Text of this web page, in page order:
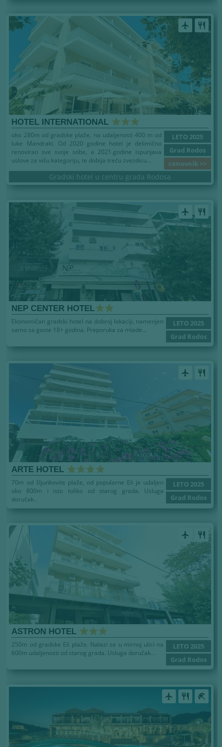
airplanemode_active restaurant
HOTEL INTERNATIONAL
LETO 2025
Grad Rodos
cenovnik >>
oko 280m od gradske plaže, na udaljenosti 400 m od
luke Mandraki. Od 2020 godine hotel je delimično
renovirao sve svoje sobe, a 2021.godine ispunjava
uslove za višu kategoriju, te dobija treću zvezdicu...
Gradski hotel u centru grada Rodosa
airplanemode_active restaurant
NEP CENTER HOTEL
LETO 2025
Grad Rodos
Ekonomičan gradski hotel na dobroj lokaciji, namenjen
samo za goste 18+ godina. Preporuka za mlade...
airplanemode_active restaurant
ARTE HOTEL
LETO 2025
Grad Rodos
70m od šljunkovite plaže, od popularne Eli je udaljen
oko 800m i isto toliko od starog grada. Usluga
doručak..
airplanemode_active restaurant
ASTRON HOTEL
LETO 2025
Grad Rodos
250m od gradske Eli plaže. Nalazi se u mirnoj ulici na
600m udaljenosti od starog grada. Usluga doručak...
airplanemode_active restaurant beach_access